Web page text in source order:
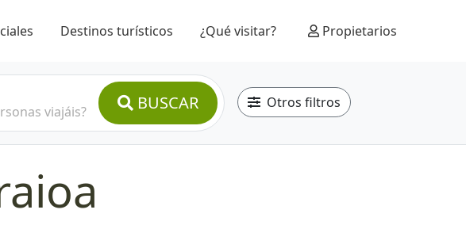
Destinos turísticos ¿Qué visitar? Propietarios
viajáis?
BUSCAR Otros filtros